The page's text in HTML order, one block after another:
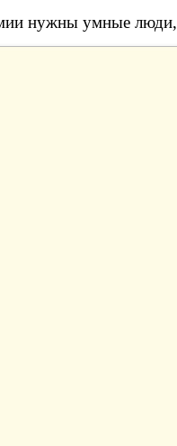
нужны умные люди,